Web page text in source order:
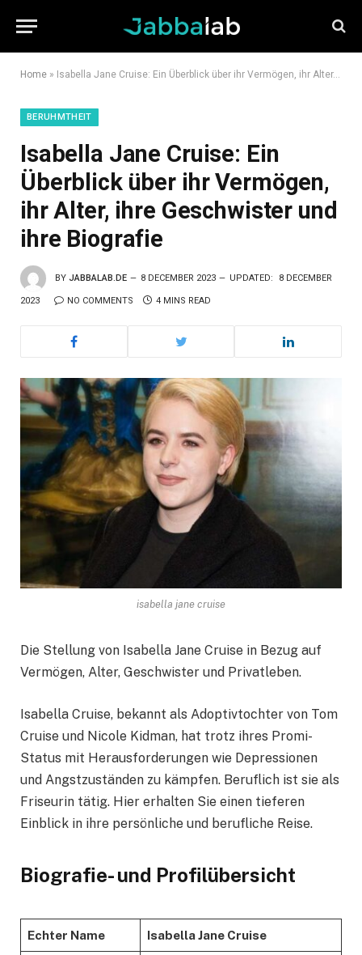
Home » Isabella Jane Cruise: Ein Überblick über ihr Vermögen, ihr Alter, ihre Geschwister und ihre Biografie
BERUHMTHEIT
Isabella Jane Cruise: Ein
Überblick über ihr Vermögen,
ihr Alter, ihre Geschwister und
ihre Biografie
BY JABBALAB.DE 8 DECEMBER 2023 UPDATED: 8 DECEMBER
2023 NO COMMENTS 4 MINS READ
isabella jane cruise
Die Stellung von Isabella Jane Cruise in Bezug auf
Vermögen, Alter, Geschwister und Privatleben.
Isabella Cruise, bekannt als Adoptivtochter von Tom
Cruise und Nicole Kidman, hat trotz ihres Promi-
Status mit Herausforderungen wie Depressionen
und Angstzuständen zu kämpfen. Beruflich ist sie als
Friseurin tätig. Hier erhalten Sie einen tieferen
Einblick in ihre persönliche und berufliche Reise.
Biografie- und Profilübersicht
Echter Name Isabella Jane Cruise